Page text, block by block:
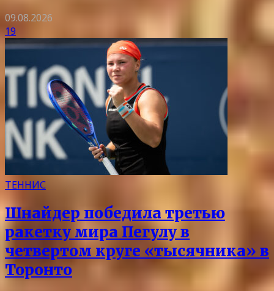
09.08.2026
19
ТЕННИС
Шнайдер победила третью
ракетку мира Пегулу в
четвертом круге «тысячника» в
Торонто